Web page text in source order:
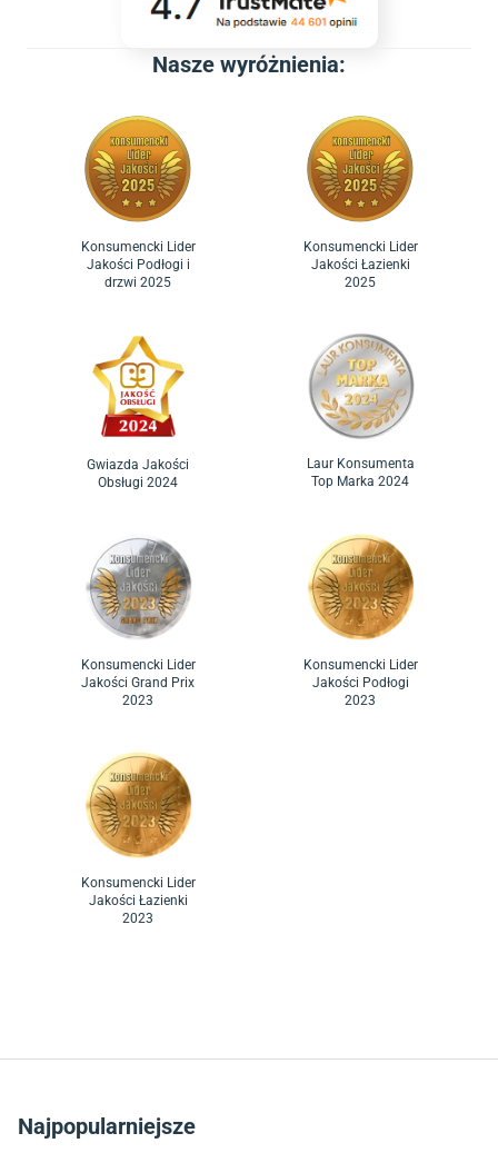
Nasze wyróżnienia:
Konsumencki Lider
Jakości Podłogi i
drzwi 2025
Konsumencki Lider
Jakości Łazienki
2025
Gwiazda Jakości
Obsługi 2024
Laur Konsumenta
Top Marka 2024
Konsumencki Lider
Jakości Grand Prix
2023
Konsumencki Lider
Jakości Podłogi
2023
Konsumencki Lider
Jakości Łazienki
2023
Najpopularniejsze